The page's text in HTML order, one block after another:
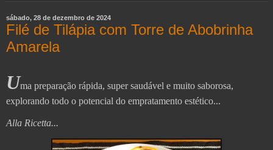
sábado, 28 de dezembro de 2024
Filé de Tilápia com Torre de Abobrinha
Amarela
Uma preparação rápida, super saudável e muito saborosa,
explorando todo o potencial do empratamento estético...
Alla Ricetta...